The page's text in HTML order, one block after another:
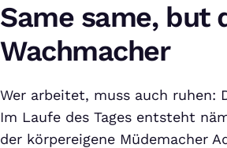
Same same, but
Wachmacher
Wer arbeitet, muss auch ruhen:
Im Laufe des Tages entsteht
der körpereigene Müdemacher